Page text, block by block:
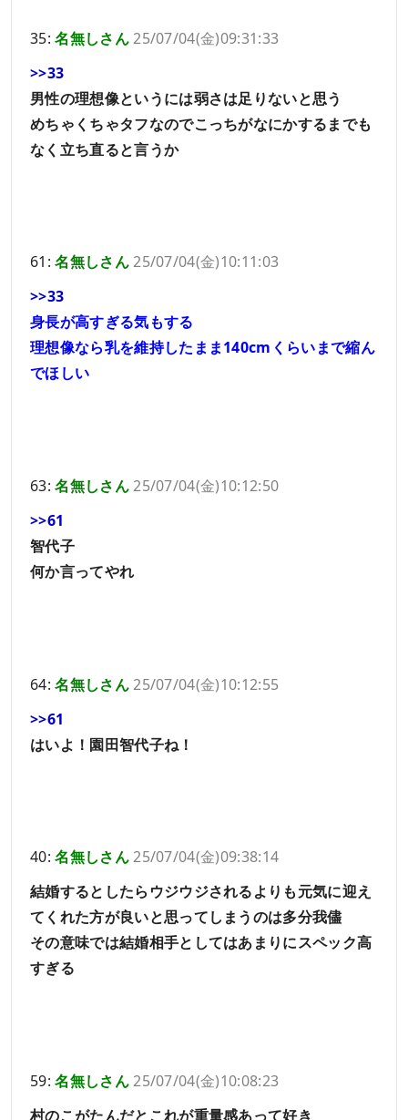
35:名無しさん25/07/04(金)09:31:33
>>33
男性の理想像というには弱さは足りないと思う
めちゃくちゃタフなのでこっちがなにかするまでも
なく立ち直ると言うか
61:名無しさん25/07/04(金)10:11:03
>>33
身長が高すぎる気もする
理想像なら乳を維持したまま140cmくらいまで縮ん
でほしい
63:名無しさん25/07/04(金)10:12:50
>>61
智代子
何か言ってやれ
64:名無しさん25/07/04(金)10:12:55
>>61
はいよ！園田智代子ね！
40:名無しさん25/07/04(金)09:38:14
結婚するとしたらウジウジされるよりも元気に迎え
てくれた方が良いと思ってしまうのは多分我儘
その意味では結婚相手としてはあまりにスペック高
すぎる
59:名無しさん25/07/04(金)10:08:23
村のこがたんだとこれが重量感あって好き